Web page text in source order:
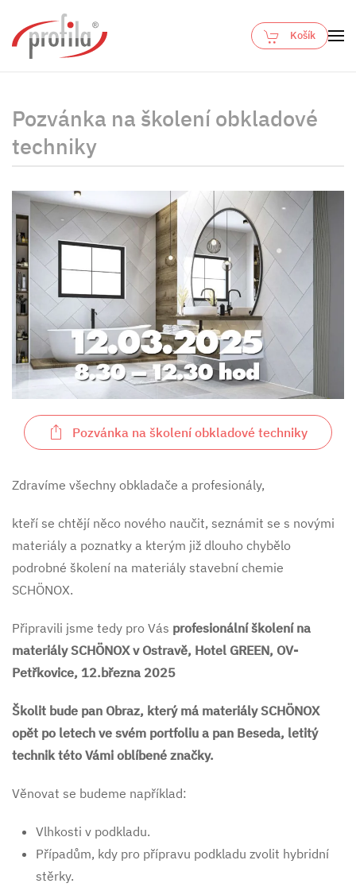
Skip to main content
Košík
Pozvánka na školení obkladové
techniky
Zdravíme všechny obkladače a profesionály,
kteří se chtějí něco nového naučit, seznámit se s novými
materiály a poznatky a kterým již dlouho chybělo
podrobné školení na materiály stavební chemie
SCHÖNOX.
Připravili jsme tedy pro Vás profesionální školení na
materiály SCHÖNOX v Ostravě, Hotel GREEN, OV-
Petřkovice, 12.března 2025
Školit bude pan Obraz, který má materiály SCHÖNOX
opět po letech ve svém portfoliu a pan Beseda, letitý
technik této Vámi oblíbené značky.
Věnovat se budeme například:
Vlhkosti v podkladu.
Případům, kdy pro přípravu podkladu zvolit hybridní
stěrky.
Pozvánka na školení obkladové techniky